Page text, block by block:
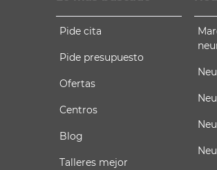
Pide cita
Pide presupuesto
Ofertas
Centros
Blog
Talleres mejor